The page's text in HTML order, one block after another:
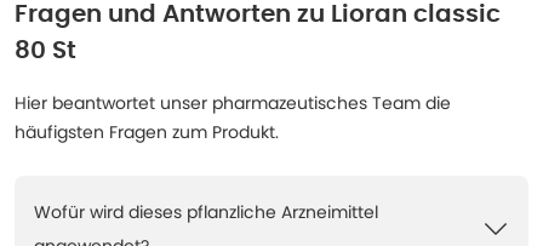
Fragen und Antworten zu Lioran classic
80 St
Hier beantwortet unser pharmazeutisches Team die
häufigsten Fragen zum Produkt.
Wofür wird dieses pflanzliche Arzneimittel